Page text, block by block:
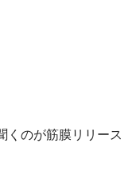
くのが筋膜リリース